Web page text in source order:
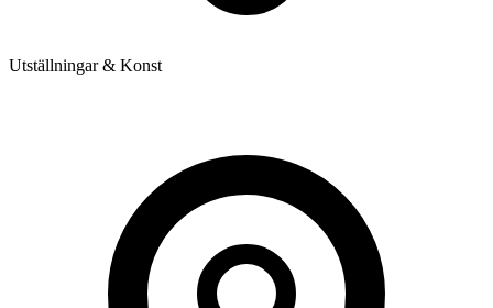
Utställningar & Konst